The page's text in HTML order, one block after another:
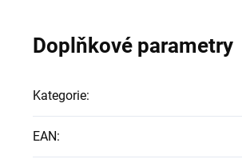
Doplňkové parametry
Kategorie:
EAN: